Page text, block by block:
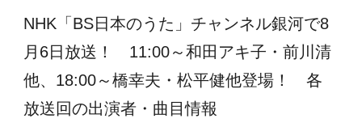
NHK「BS日本のうた」チャンネル銀河で8
月6日放送！ 11:00～和田アキ子・前川清
他、18:00～橋幸夫・松平健他登場！ 各
放送回の出演者・曲目情報